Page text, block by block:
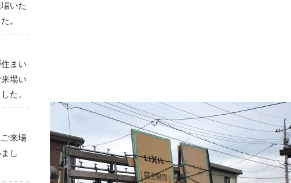
いた
。
住まい
場い
た。
ご来場
し